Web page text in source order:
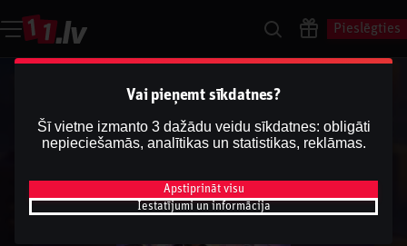
Pieslēgties
Vai pieņemt sīkdatnes?
Šī vietne izmanto 3 dažādu veidu sīkdatnes: obligāti
nepieciešamās, analītikas un statistikas, reklāmas.
Apstiprināt visu
Iestatījumi un informācija